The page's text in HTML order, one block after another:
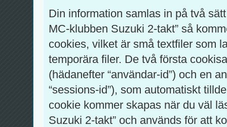
Din information samlas in på två
MC-klubben Suzuki 2-takt” så
cookies, vilket är små textfiler som
temporära filer. De två första
(hädanefter “användar-id”) och en
“sessions-id”), som automatiskt
cookie kommer skapas när du väl
Suzuki 2-takt” och används för att